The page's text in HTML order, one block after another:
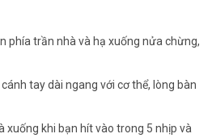
phía trần nhà và hạ xuống nửa chừng,
tay dài ngang với cơ thể, lòng bàn
xuống khi bạn hít vào trong 5 nhịp và